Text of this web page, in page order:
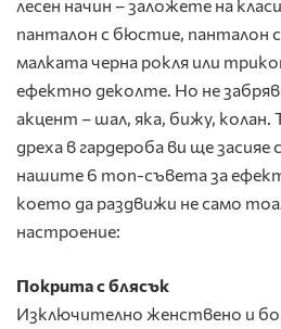
лесен начин – заложете на
панталон с бюстие, панталон
малката черна рокля или
ефектно деколте. Но не
акцент – шал, яка, бижу, колан.
дреха в гардероба ви ще засияе
нашите 6 топ-съвета за
което да раздвижи не само
настроение:
Покрита с блясък
Изключително женствено и